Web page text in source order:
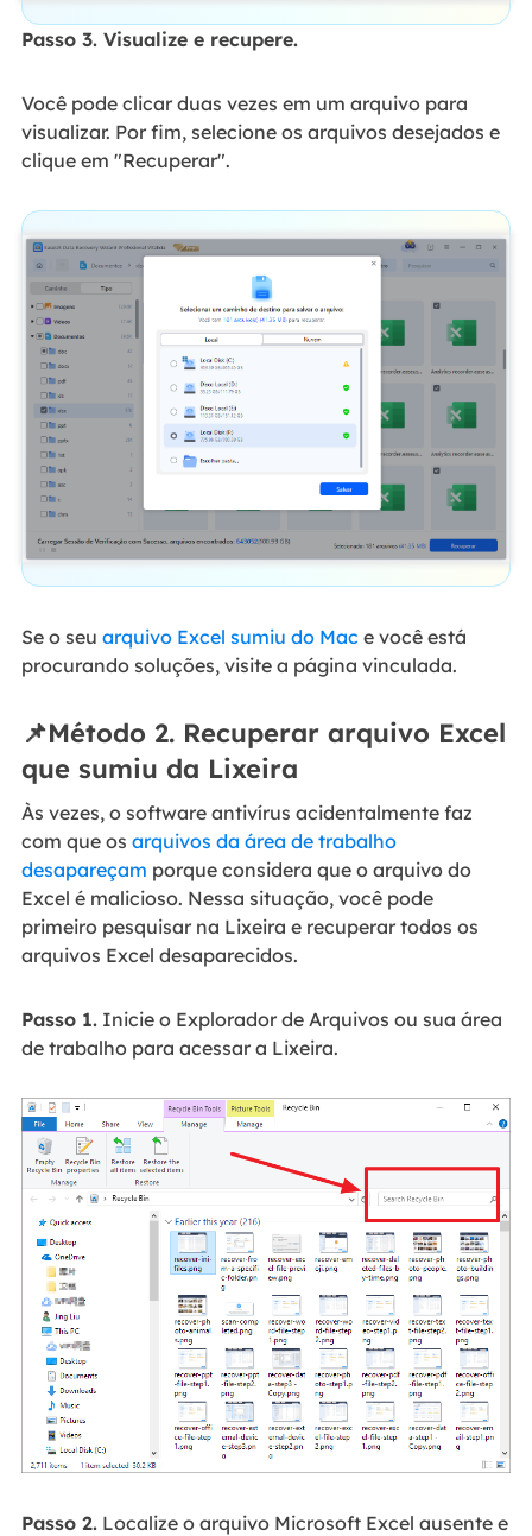
Passo 3. Visualize e recupere.
Você pode clicar duas vezes em um arquivo para
visualizar. Por fim, selecione os arquivos desejados e
clique em "Recuperar".
Se o seu arquivo Excel sumiu do Mac e você está
procurando soluções, visite a página vinculada.
📌Método 2. Recuperar arquivo Excel
que sumiu da Lixeira
Às vezes, o software antivírus acidentalmente faz
com que os arquivos da área de trabalho
desapareçam porque considera que o arquivo do
Excel é malicioso. Nessa situação, você pode
primeiro pesquisar na Lixeira e recuperar todos os
arquivos Excel desaparecidos.
Passo 1.Inicie o Explorador de Arquivos ou sua área
de trabalho para acessar a Lixeira.
Passo 2.Localize o arquivo Microsoft Excel ausente e